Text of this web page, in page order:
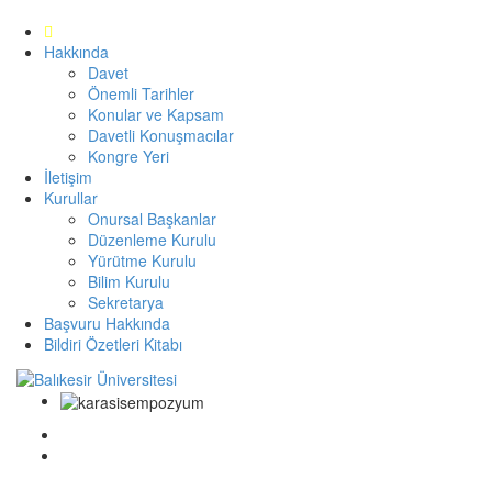
Hakkında
Davet
Önemli Tarihler
Konular ve Kapsam
Davetli Konuşmacılar
Kongre Yeri
İletişim
Kurullar
Onursal Başkanlar
Düzenleme Kurulu
Yürütme Kurulu
Bilim Kurulu
Sekretarya
Başvuru Hakkında
Bildiri Özetleri Kitabı